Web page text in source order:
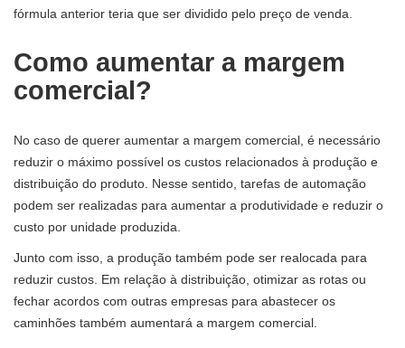
fórmula anterior teria que ser dividido pelo preço de venda.
Como aumentar a margem
comercial?
No caso de querer aumentar a margem comercial, é necessário
reduzir o máximo possível os custos relacionados à produção e
distribuição do produto. Nesse sentido, tarefas de automação
podem ser realizadas para aumentar a produtividade e reduzir o
custo por unidade produzida.
Junto com isso, a produção também pode ser realocada para
reduzir custos. Em relação à distribuição, otimizar as rotas ou
fechar acordos com outras empresas para abastecer os
caminhões também aumentará a margem comercial.